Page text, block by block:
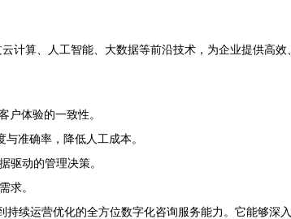
计算、人工智能、大数据等前沿技术，为企业提供高效
户体验的一致性。
准确率，降低人工成本。
驱动的管理决策。
求。
续运营优化的全方位数字化咨询服务能力。它能够深入